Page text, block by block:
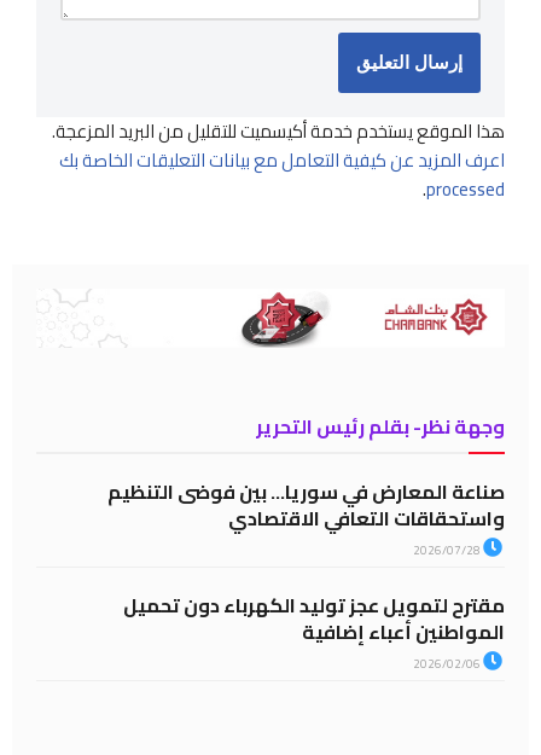
هذا الموقع يستخدم خدمة أكيسميت للتقليل من البريد المزعجة.
اعرف المزيد عن كيفية التعامل مع بيانات التعليقات الخاصة بك
processed
.
وجهة نظر- بقلم رئيس التحرير
صناعة المعارض في سوريا… بين فوضى التنظيم
واستحقاقات التعافي الاقتصادي
مقترح لتمويل عجز توليد الكهرباء دون تحميل
المواطنين أعباء إضافية